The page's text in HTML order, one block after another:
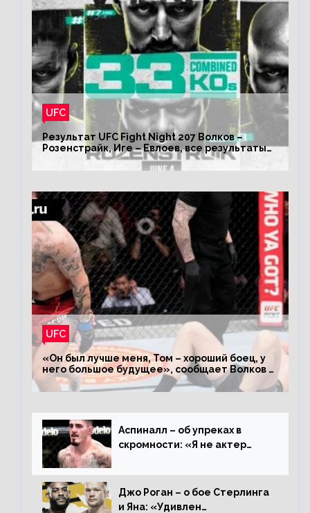
UFC
Результат UFC Fight Night 207 Волков –
Розенстрайк, Иге – Евлоев, все результаты
турнира ЮФС ФН 207
UFC
«Он был лучше меня, Том – хороший боец, у
него большое будущее», сообщает Волков –
о поражении Аспиналлу
Аспиналл – об упреках в
скромности: «Я не актер
дерьмо»
Джо Роган – о бое Стерлинга
и Яна: «Удивлен